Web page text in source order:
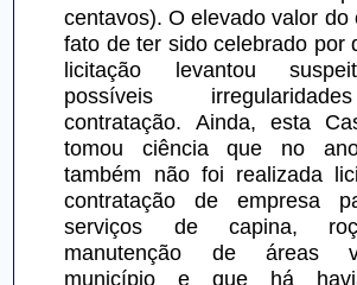
centavos). O elevado valor do
fato de ter sido celebrado por
licitação levantou
possíveis
contratação. Ainda, esta
tomou ciência que no
também não foi realizada
contratação de empresa
serviços de capina,
manutenção de áreas
município e que há